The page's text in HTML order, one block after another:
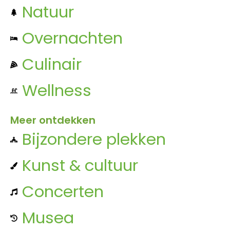
Natuur
Overnachten
Culinair
Wellness
Meer ontdekken
Bijzondere plekken
Kunst & cultuur
Concerten
Musea